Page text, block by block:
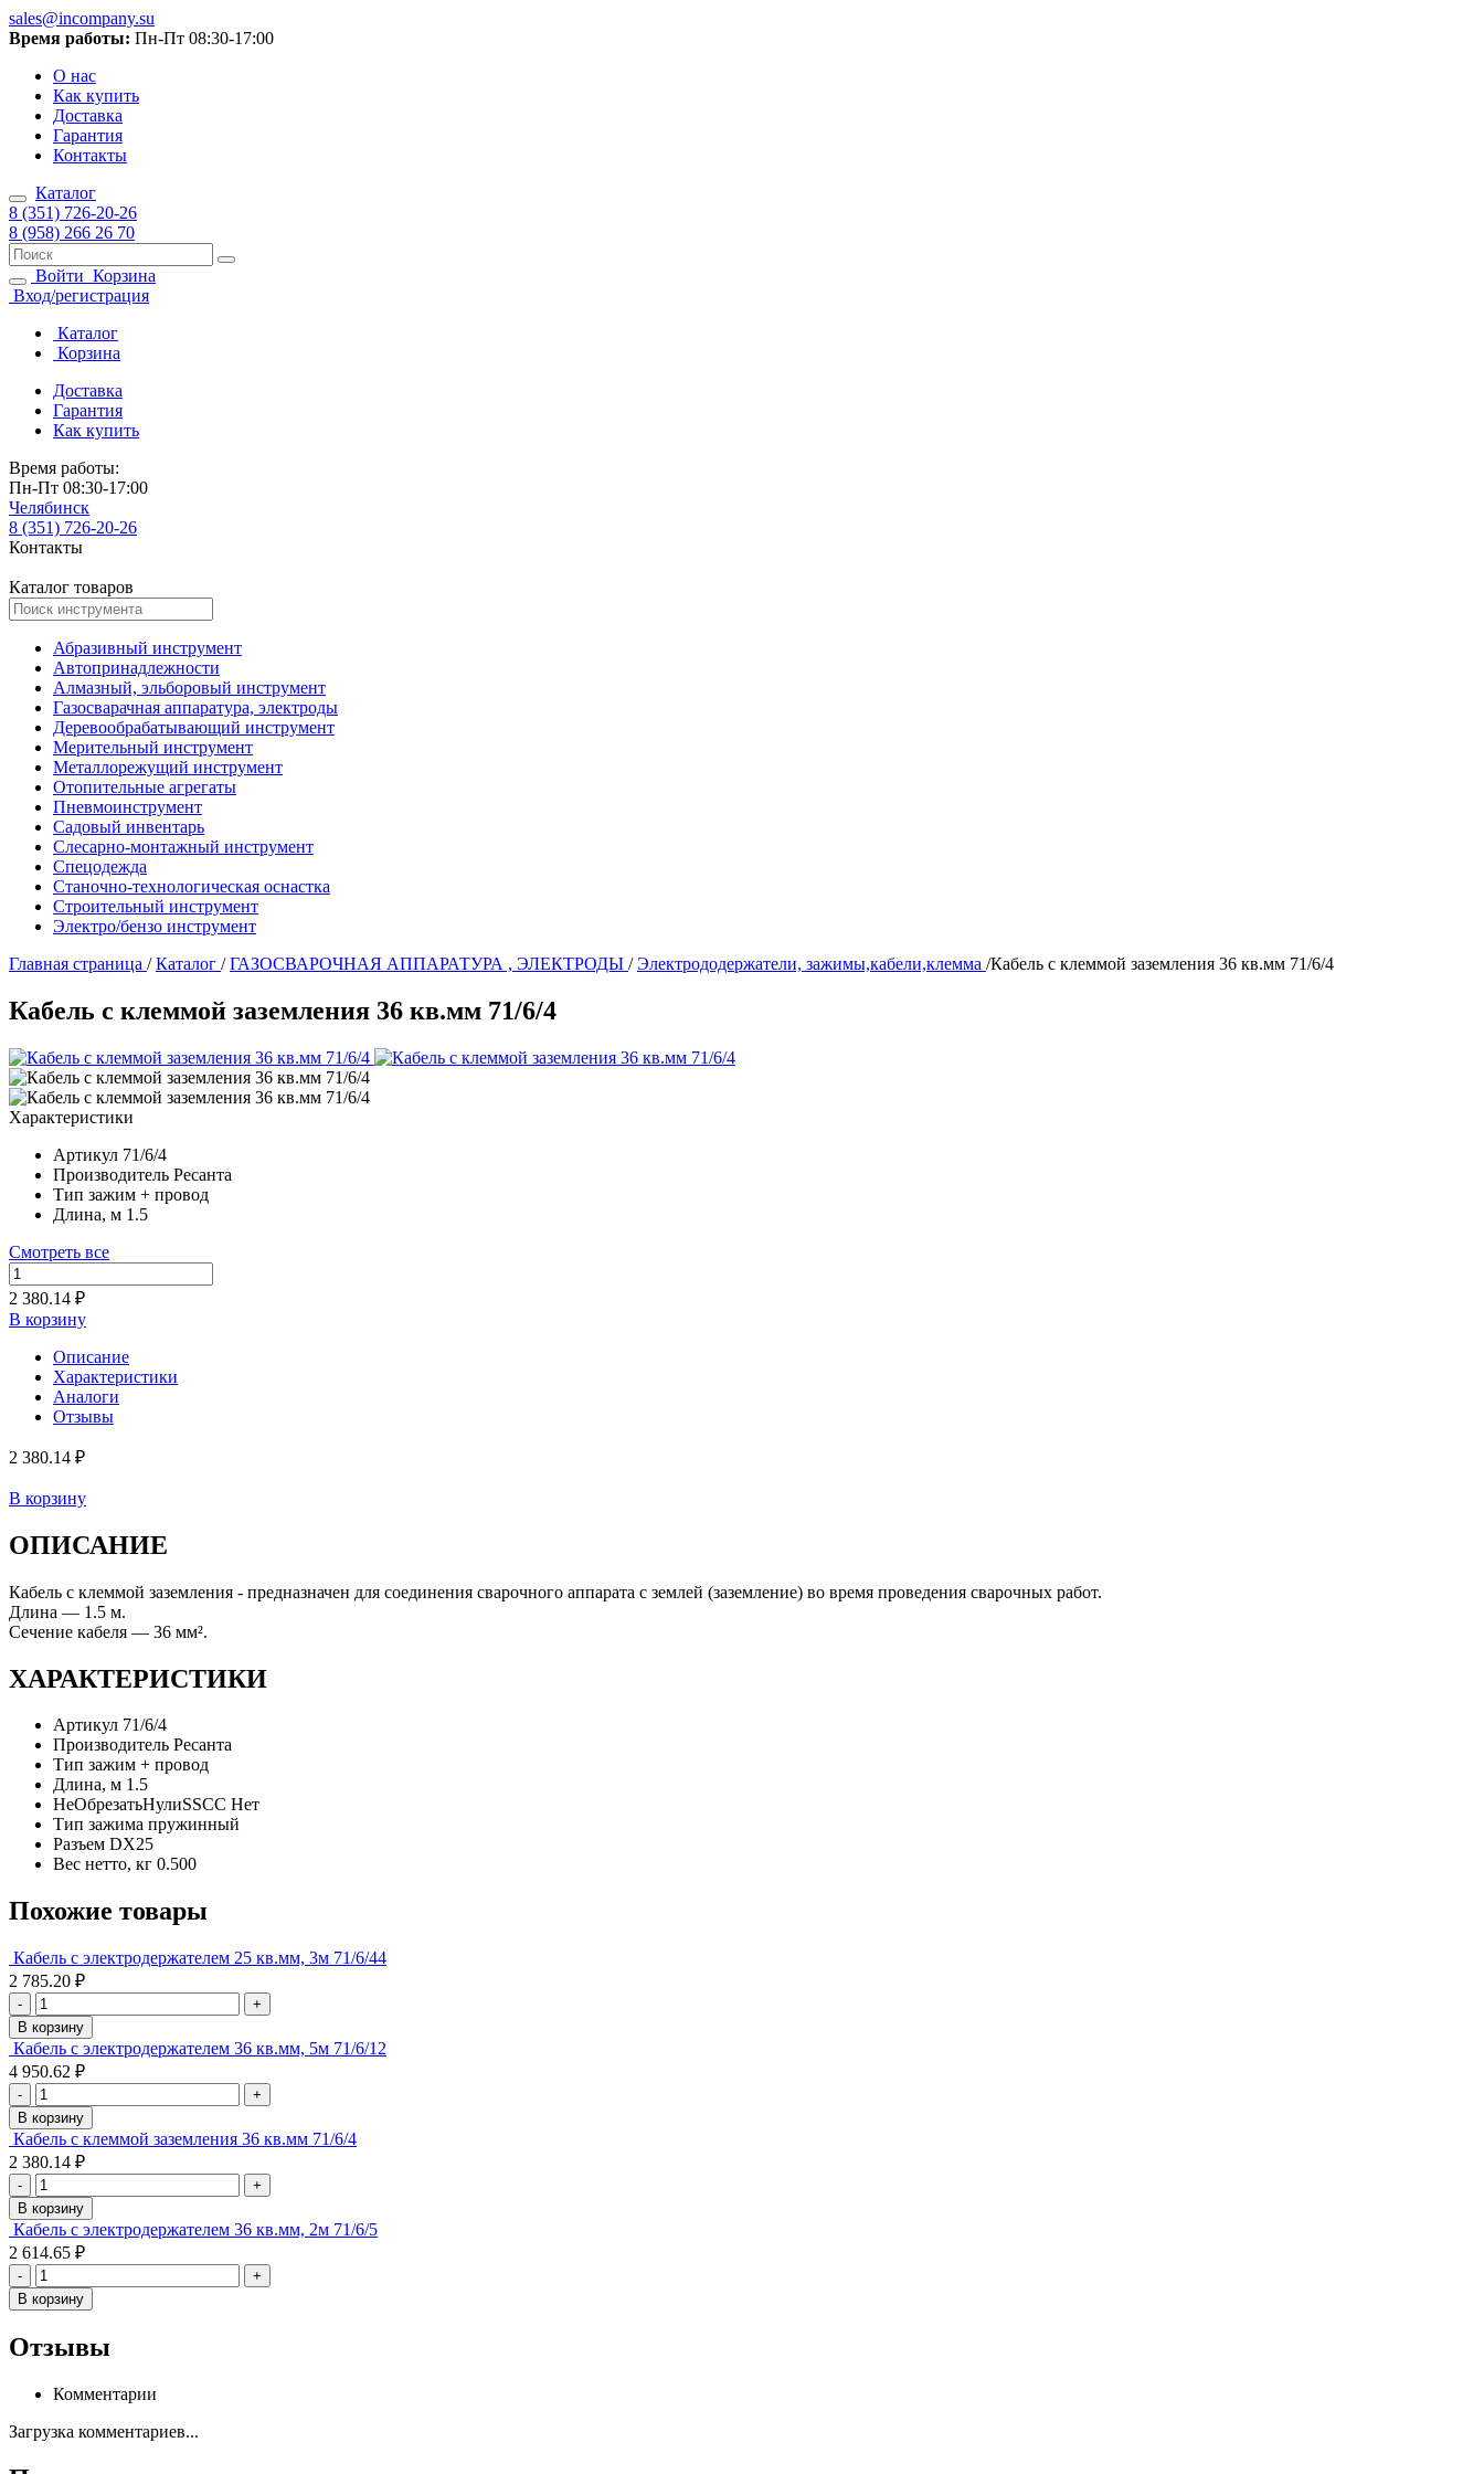
sales@incompany.su
Время работы: Пн-Пт 08:30-17:00
О нас
Как купить
Доставка
Гарантия
Контакты
Каталог
8 (351) 726-20-26
8 (958) 266 26 70
Войти Корзина
Вход/регистрация
Каталог
Корзина
Доставка
Гарантия
Как купить
Время работы:
Пн-Пт 08:30-17:00
Челябинск
8 (351) 726-20-26
Контакты
Каталог товаров
Абразивный инструмент
Автопринадлежности
Алмазный, эльборовый инструмент
Газосварачная аппаратура, электроды
Деревообрабатывающий инструмент
Мерительный инструмент
Металлорежущий инструмент
Отопительные агрегаты
Пневмоинструмент
Садовый инвентарь
Слесарно-монтажный инструмент
Спецодежда
Станочно-технологическая оснастка
Строительный инструмент
Электро/бензо инструмент
Главная страница / Каталог / ГАЗОСВАРОЧНАЯ АППАРАТУРА , ЭЛЕКТРОДЫ / Электрододержатели, зажимы,кабели,клемма /Кабель с клеммой заземления 36 кв.мм 71/6/4
Кабель с клеммой заземления 36 кв.мм 71/6/4
Характеристики
Артикул 71/6/4
Производитель Ресанта
Тип зажим + провод
Длина, м 1.5
Смотреть все
2 380.14 ₽
В корзину
Описание
Характеристики
Аналоги
Отзывы
2 380.14 ₽
В корзину
ОПИСАНИЕ
Кабель с клеммой заземления - предназначен для соединения сварочного аппарата с землей (заземление) во время проведения сварочных работ.
Длина — 1.5 м.
Сечение кабеля — 36 мм².
ХАРАКТЕРИСТИКИ
Артикул 71/6/4
Производитель Ресанта
Тип зажим + провод
Длина, м 1.5
НеОбрезатьНулиSSCC Нет
Тип зажима пружинный
Разъем DX25
Вес нетто, кг 0.500
Похожие товары
Кабель с электродержателем 25 кв.мм, 3м 71/6/44
2 785.20 ₽
-
+
В корзину
Кабель с электродержателем 36 кв.мм, 5м 71/6/12
4 950.62 ₽
-
+
В корзину
Кабель с клеммой заземления 36 кв.мм 71/6/4
2 380.14 ₽
-
+
В корзину
Кабель с электродержателем 36 кв.мм, 2м 71/6/5
2 614.65 ₽
-
+
В корзину
Отзывы
Комментарии
Загрузка комментариев...